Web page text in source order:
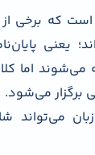
که برخی از
یعنی
می‌شوند اما
برگزار
می‌تواند